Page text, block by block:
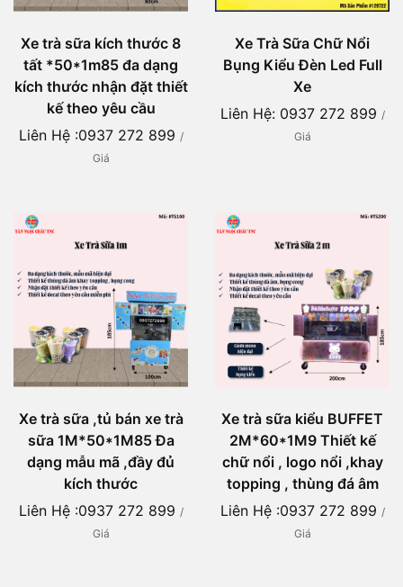
Xe trà sữa kích thước 8
tất *50*1m85 đa dạng
kích thước nhận đặt thiết
kế theo yêu cầu
Liên Hệ :0937 272 899 /
Giá
Xe Trà Sữa Chữ Nổi
Bụng Kiểu Đèn Led Full
Xe
Liên Hệ: 0937 272 899 /
Giá
Xe trà sữa ,tủ bán xe trà
sữa 1M*50*1M85 Đa
dạng mẫu mã ,đầy đủ
kích thước
Liên Hệ :0937 272 899 /
Giá
Xe trà sữa kiểu BUFFET
2M*60*1M9 Thiết kế
chữ nổi , logo nổi ,khay
topping , thùng đá âm
Liên Hệ :0937 272 899 /
Giá